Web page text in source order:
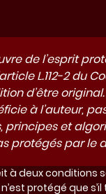
de l’esprit
L.112-2 du
d’être
à l’auteur,
principes et
protégés par le
à deux conditions
n’est protégé que